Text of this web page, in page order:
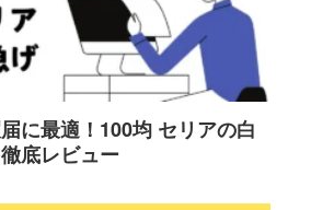
に最適！100均 セリアの白
底レビュー